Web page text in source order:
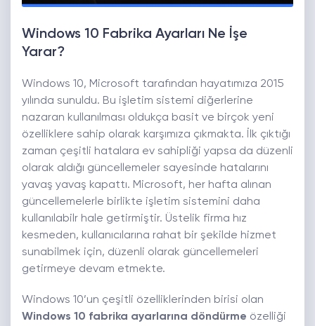
Windows 10 Fabrika Ayarları Ne İşe
Yarar?
Windows 10, Microsoft tarafından hayatımıza 2015
yılında sunuldu. Bu işletim sistemi diğerlerine
nazaran kullanılması oldukça basit ve birçok yeni
özelliklere sahip olarak karşımıza çıkmakta. İlk çıktığı
zaman çeşitli hatalara ev sahipliği yapsa da düzenli
olarak aldığı güncellemeler sayesinde hatalarını
yavaş yavaş kapattı. Microsoft, her hafta alınan
güncellemelerle birlikte işletim sistemini daha
kullanılabilr hale getirmiştir. Üstelik firma hız
kesmeden, kullanıcılarına rahat bir şekilde hizmet
sunabilmek için, düzenli olarak güncellemeleri
getirmeye devam etmekte.
Windows 10’un çeşitli özelliklerinden birisi olan
Windows 10 fabrika ayarlarına döndürme özelliği